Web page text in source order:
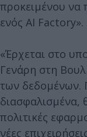
προκειμένου να
ενός AI Factory».
«Έρχεται στο
Γενάρη στη
των δεδομένων.
πολιτικές
νέες